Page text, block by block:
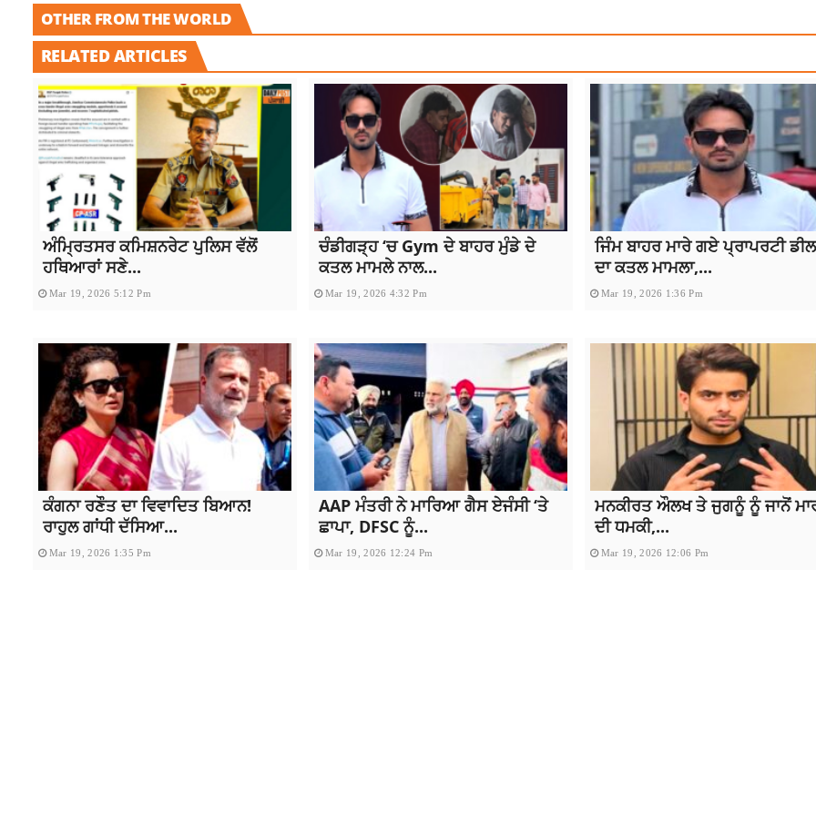
OTHER FROM THE WORLD
RELATED ARTICLES
ਅੰਮ੍ਰਿਤਸਰ ਕਮਿਸ਼ਨਰੇਟ ਪੁਲਿਸ ਵੱਲੋਂ
ਹਥਿਆਰਾਂ ਸਣੇ...
Mar 19, 2026 5:12 Pm
ਚੰਡੀਗੜ੍ਹ ‘ਚ Gym ਦੇ ਬਾਹਰ ਮੁੰਡੇ ਦੇ
ਕਤਲ ਮਾਮਲੇ ਨਾਲ...
Mar 19, 2026 4:32 Pm
ਜਿੰਮ ਬਾਹਰ ਮਾਰੇ ਗਏ ਪ੍ਰਾਪਰਟੀ
ਦਾ ਕਤਲ ਮਾਮਲਾ,...
Mar 19, 2026 1:36 Pm
ਕੰਗਨਾ ਰਣੌਤ ਦਾ ਵਿਵਾਦਿਤ ਬਿਆਨ!
ਰਾਹੁਲ ਗਾਂਧੀ ਦੱਸਿਆ...
Mar 19, 2026 1:35 Pm
AAP ਮੰਤਰੀ ਨੇ ਮਾਰਿਆ ਗੈਸ ਏਜੰਸੀ ‘ਤੇ
ਛਾਪਾ, DFSC ਨੂੰ...
Mar 19, 2026 12:24 Pm
ਮਨਕੀਰਤ ਔਲਖ ਤੇ ਜੁਗਨੂੰ ਨੂੰ ਜਾਨੋਂ
ਦੀ ਧਮਕੀ,...
Mar 19, 2026 12:06 Pm